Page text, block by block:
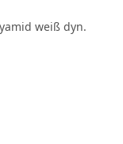
weiß dyn.